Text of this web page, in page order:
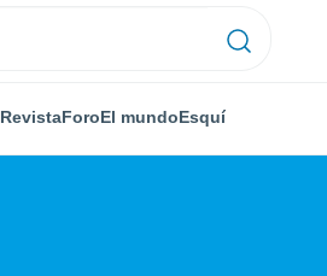
RevistaForoEl mundoEsquí